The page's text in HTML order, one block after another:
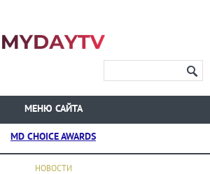
МЕНЮ САЙТА
MD CHOICE AWARDS
НОВОСТИ